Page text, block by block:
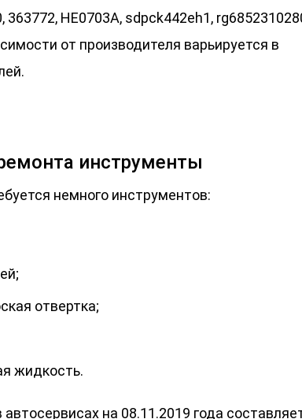
363772, HE0703A, sdpck442eh1,
от производителя варьируется в
инструменты
немного инструментов:
отвертка;
жидкость.
на 08.11.2019 года